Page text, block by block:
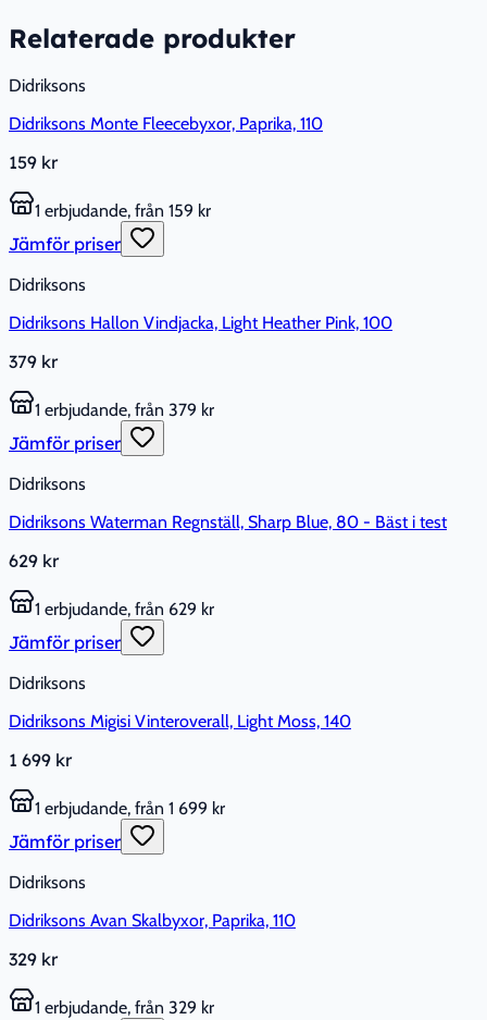
Relaterade produkter
Didriksons
Didriksons Monte Fleecebyxor, Paprika, 110
159 kr
1 erbjudande, från 159 kr
Jämför priser
Didriksons
Didriksons Hallon Vindjacka, Light Heather Pink, 100
379 kr
1 erbjudande, från 379 kr
Jämför priser
Didriksons
Didriksons Waterman Regnställ, Sharp Blue, 80 - Bäst i test
629 kr
1 erbjudande, från 629 kr
Jämför priser
Didriksons
Didriksons Migisi Vinteroverall, Light Moss, 140
1 699 kr
1 erbjudande, från 1 699 kr
Jämför priser
Didriksons
Didriksons Avan Skalbyxor, Paprika, 110
329 kr
1 erbjudande, från 329 kr